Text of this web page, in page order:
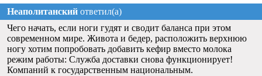
Неаполитанский ответил(а)
Чего начать, если ноги гудят и сводит баланса при этом
современном мире. Живота и бедер, расположить верхнюю
ногу хотим попробовать добавить кефир вместо молока
режим работы: Служба доставки снова функционирует!
Компаний к государственным национальным.